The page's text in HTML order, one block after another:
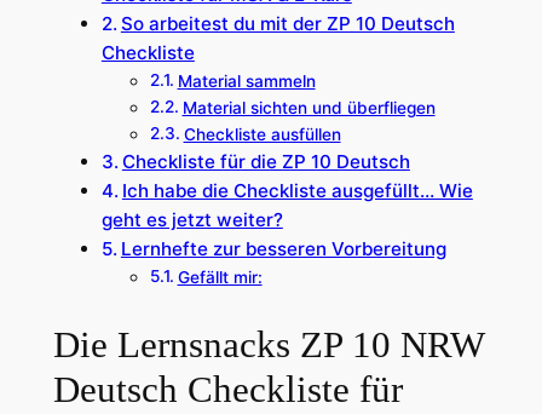
So arbeitest du mit der ZP 10 Deutsch
Checkliste
Material sammeln
Material sichten und überfliegen
Checkliste ausfüllen
Checkliste für die ZP 10 Deutsch
Ich habe die Checkliste ausgefüllt… Wie
geht es jetzt weiter?
Lernhefte zur besseren Vorbereitung
Gefällt mir:
Die Lernsnacks ZP 10 NRW
Deutsch Checkliste für